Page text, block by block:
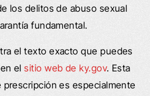
los delitos de abuso sexual
fundamental.
el texto exacto que puedes
en elsitio web de ky.gov. Esta
es especialmente